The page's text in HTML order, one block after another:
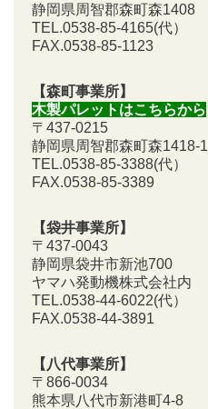
静岡県周智郡森町森1408
TEL.0538-85-4165(代）
FAX.0538-85-1123
【森町事業所】
木製パレットはこちらから
〒437-0215
静岡県周智郡森町森1418-1
TEL.0538-85-3388(代）
FAX.0538-85-3389
【袋井事業所】
〒437-0043
静岡県袋井市新池700
ヤマハ発動機株式会社内
TEL.0538-44-6022(代）
FAX.0538-44-3891
【八代事業所】
〒866-0034
熊本県八代市新港町4-8